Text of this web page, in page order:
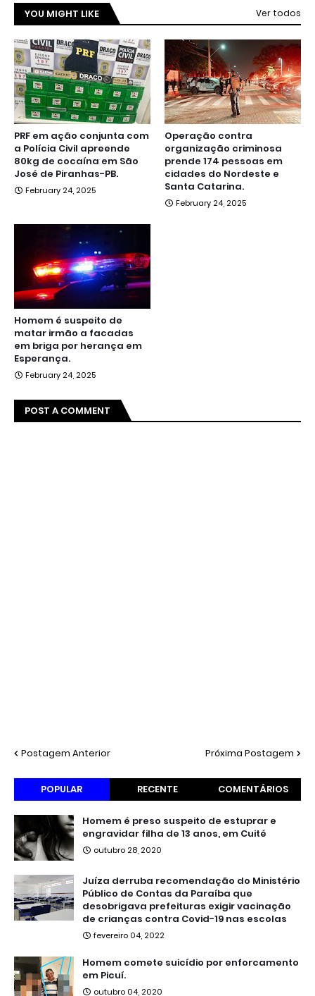
YOU MIGHT LIKE Ver todos
PRF em ação conjunta com
a Polícia Civil apreende
80kg de cocaína em São
José de Piranhas-PB.
February 24, 2025
Operação contra
organização criminosa
prende 174 pessoas em
cidades do Nordeste e
Santa Catarina.
February 24, 2025
Homem é suspeito de
matar irmão a facadas
em briga por herança em
Esperança.
February 24, 2025
POST A COMMENT
Postagem Anterior Próxima Postagem
POPULAR RECENTE COMENTÁRIOS
Homem é preso suspeito de estuprar e
engravidar filha de 13 anos, em Cuité
outubro 28, 2020
Juíza derruba recomendação do Ministério
Público de Contas da Paraíba que
desobrigava prefeituras exigir vacinação
de crianças contra Covid-19 nas escolas
fevereiro 04, 2022
Homem comete suicídio por enforcamento
em Picuí.
outubro 04, 2020